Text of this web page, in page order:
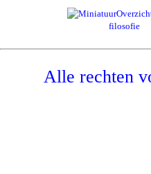
filosofie
Alle rechten